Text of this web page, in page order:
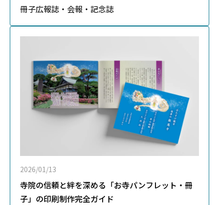
冊子広報誌・会報・記念誌
2026/01/13
寺院の信頼と絆を深める「お寺パンフレット・冊
子」の印刷制作完全ガイド